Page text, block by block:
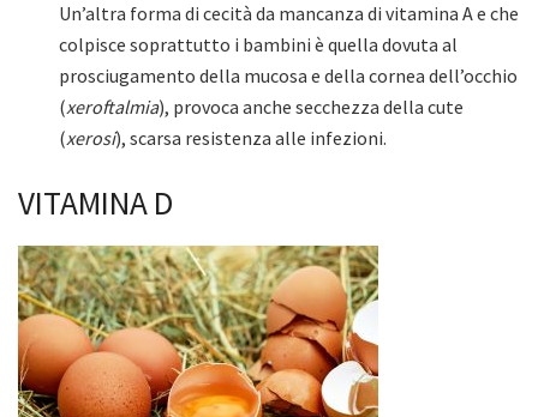
Un’altra forma di cecità da mancanza di vitamina A e che
colpisce soprattutto i bambini è quella dovuta al
prosciugamento della mucosa e della cornea dell’occhio
(xeroftalmia), provoca anche secchezza della cute
(xerosi), scarsa resistenza alle infezioni.
VITAMINA D